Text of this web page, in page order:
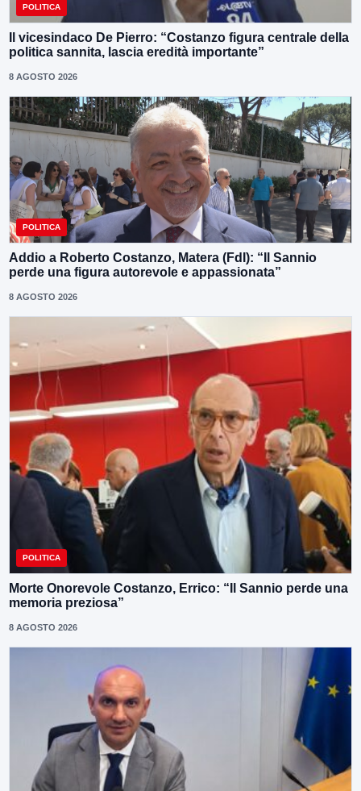
POLITICA
Il vicesindaco De Pierro: “Costanzo figura centrale della
politica sannita, lascia eredità importante”
8 AGOSTO 2026
POLITICA
Addio a Roberto Costanzo, Matera (FdI): “Il Sannio
perde una figura autorevole e appassionata”
8 AGOSTO 2026
POLITICA
Morte Onorevole Costanzo, Errico: “Il Sannio perde una
memoria preziosa”
8 AGOSTO 2026